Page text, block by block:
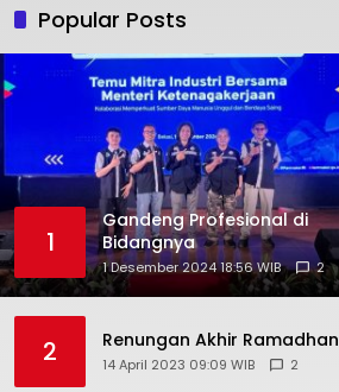
Popular Posts
1
Gandeng Profesional di
Bidangnya
1 Desember 2024 18:56 WIB 2
2 Renungan Akhir Ramadhan
14 April 2023 09:09 WIB 2